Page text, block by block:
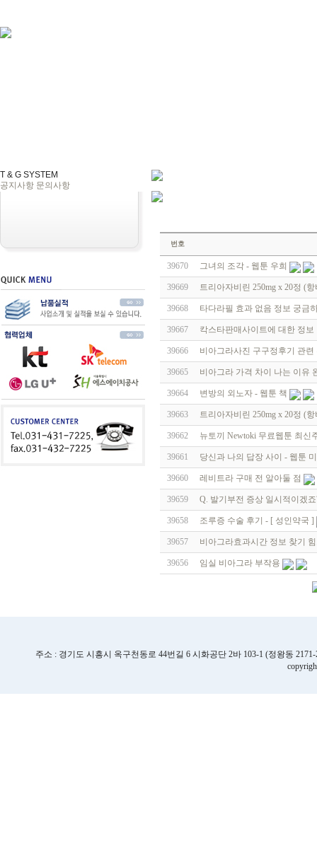
T & G SYSTEM
공지사항 문의사항
번호
39670 그녀의 조각 - 웹툰 우희
39669 트리아자비린 250mg x 20정 (
39668 타다라필 효과 없음 정보 궁금
39667 칵스타판매사이트에 대한 정
39666 비아그라사진 구구정후기 관
39665 비아그라 가격 차이 나는 이유
39664 변방의 외노자 - 웹툰 책
39663 트리아자비린 250mg x 20정 (
39662 뉴토끼 Newtoki 무료웹툰 최신
39661 당신과 나의 답장 사이 - 웹툰
39660 레비트라 구매 전 알아둘 점
39659 Q. 발기부전 증상 일시적이겠죠
39658 조루증 수술 후기 - [ 성인약국 ]
39657 비아그라효과시간 정보 찾기
39656 임실 비아그라 부작용
주소 : 경기도 시흥시 옥구천동로 44번길 6 시화공단 2바 103-1 (정왕동